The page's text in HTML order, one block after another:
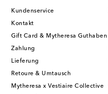
Kundenservice
Kontakt
Gift Card & Mytheresa Guthaben
Zahlung
Lieferung
Retoure & Umtausch
Mytheresa x Vestiaire Collective